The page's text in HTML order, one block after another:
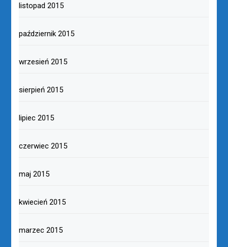
listopad 2015
październik 2015
wrzesień 2015
sierpień 2015
lipiec 2015
czerwiec 2015
maj 2015
kwiecień 2015
marzec 2015